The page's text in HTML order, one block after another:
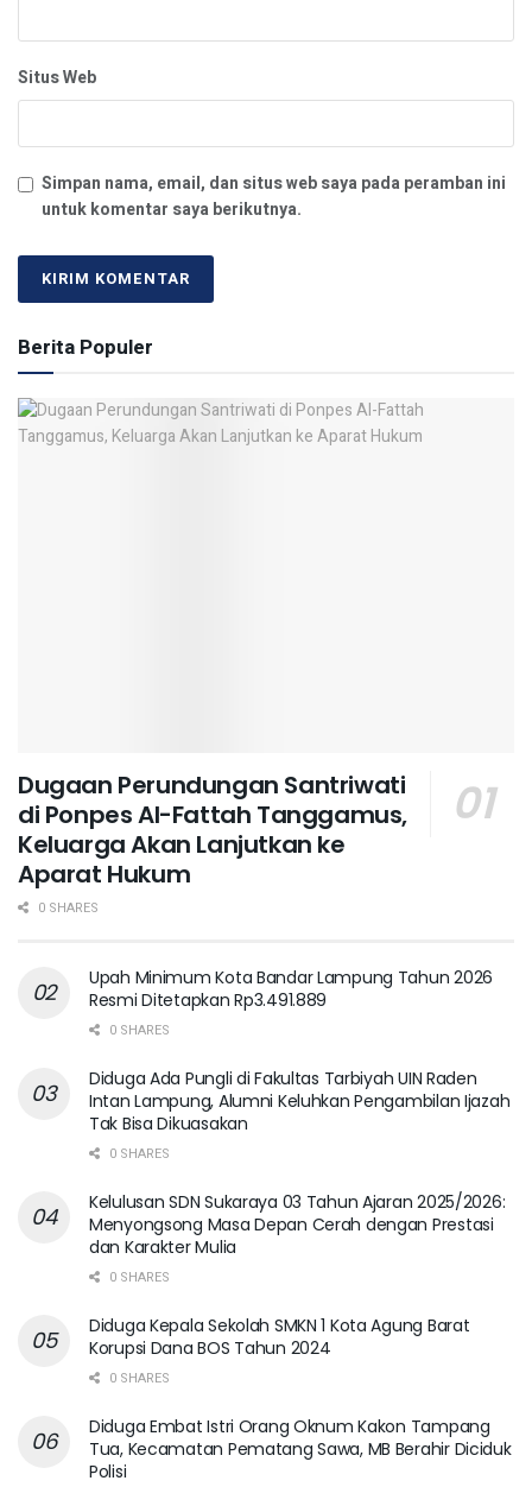
Situs Web
Simpan nama, email, dan situs web saya pada peramban ini
untuk komentar saya berikutnya.
Berita Populer
Dugaan Perundungan Santriwati
di Ponpes Al-Fattah Tanggamus,
Keluarga Akan Lanjutkan ke
Aparat Hukum ‎
0 SHARES
Upah Minimum Kota Bandar Lampung Tahun 2026
Resmi Ditetapkan Rp3.491.889
0 SHARES
Diduga Ada Pungli di Fakultas Tarbiyah UIN Raden
Intan Lampung, Alumni Keluhkan Pengambilan Ijazah
Tak Bisa Dikuasakan
0 SHARES
Kelulusan SDN Sukaraya 03 Tahun Ajaran 2025/2026:
Menyongsong Masa Depan Cerah dengan Prestasi
dan Karakter Mulia
0 SHARES
Diduga Kepala Sekolah SMKN 1 Kota Agung Barat
Korupsi Dana BOS Tahun 2024
0 SHARES
Diduga Embat Istri Orang Oknum Kakon Tampang
Tua, Kecamatan Pematang Sawa, MB Berahir Diciduk
Polisi